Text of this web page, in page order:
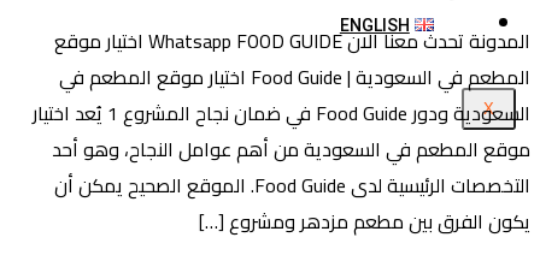
ENGLISH
X
المدونة تحدث معنا الان Whatsapp FOOD GUIDE اختيار موقع
المطعم في السعودية | Food Guide اختيار موقع المطعم في
السعودية ودور Food Guide في ضمان نجاح المشروع 1 يُعد اختيار
موقع المطعم في السعودية من أهم عوامل النجاح، وهو أحد
التخصصات الرئيسية لدى Food Guide. الموقع الصحيح يمكن أن
يكون الفرق بين مطعم مزدهر ومشروع […]